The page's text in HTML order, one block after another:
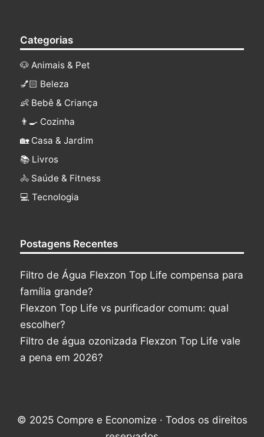
Categorias
🐶 Animais & Pet
💅🏻 Beleza
👶 Bebê & Criança
👨‍🍳 Cozinha
🏡 Casa & Jardim
📚 Livros
🚴 Saúde & Fitness
‍💻 Tecnologia
Postagens Recentes
Filtro de Água Flexzon Top Life compensa para
família grande?
Flexzon Top Life vs purificador comum: qual
escolher?
Filtro de água ozonizada Flexzon Top Life vale
a pena em 2026?
© 2025 Compre e Economize · Todos os direitos